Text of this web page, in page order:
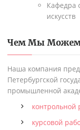
Кафедра
искусств
Чем Мы Можем
Наша компания
Петербургской
промышленной
контрольной
курсовой